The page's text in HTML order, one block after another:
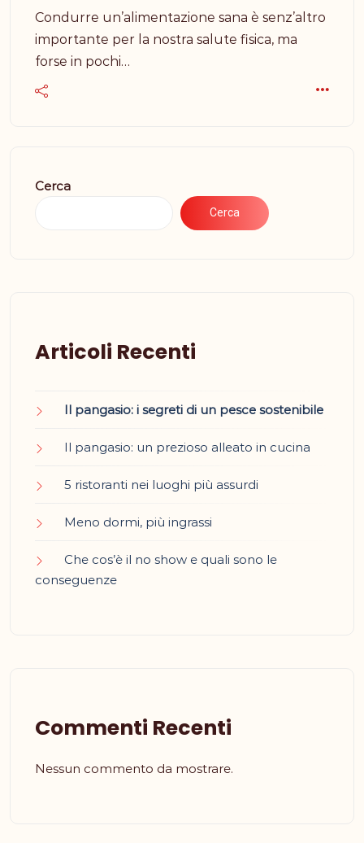
Condurre un’alimentazione sana è senz’altro
importante per la nostra salute fisica, ma
forse in pochi…
Cerca
Cerca
Articoli Recenti
Il pangasio: i segreti di un pesce sostenibile
Il pangasio: un prezioso alleato in cucina
5 ristoranti nei luoghi più assurdi
Meno dormi, più ingrassi
Che cos’è il no show e quali sono le
conseguenze
Commenti Recenti
Nessun commento da mostrare.